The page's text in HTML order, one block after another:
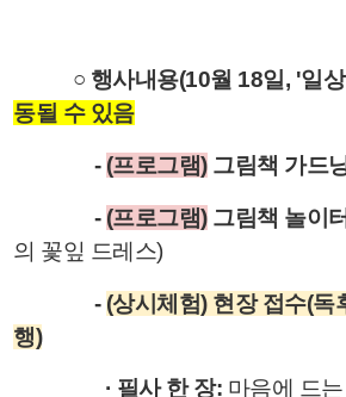
○ 행사내용(10월 18일, '일
동될 수 있음
- (프로그램)그림책 가드
- (프로그램) 그림책 놀이터
의 꽃잎 드레스)
- (상시체험) 현장 접수(독
행)
· 필사 한 장: 마음에 드